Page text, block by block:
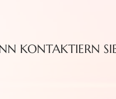
KONTAKTIERN